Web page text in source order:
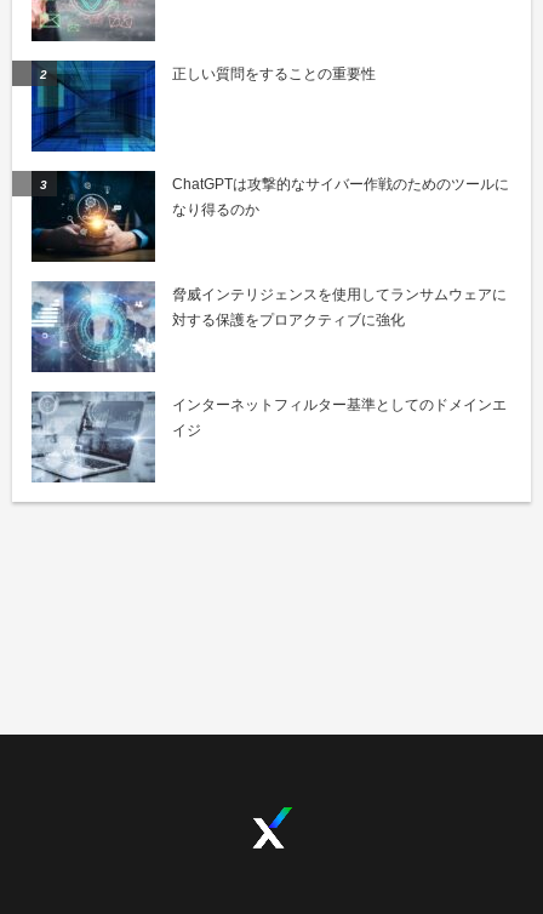
正しい質問をすることの重要性
ChatGPTは攻撃的なサイバー作戦のためのツールに
なり得るのか
脅威インテリジェンスを使用してランサムウェアに
対する保護をプロアクティブに強化
インターネットフィルター基準としてのドメインエ
イジ